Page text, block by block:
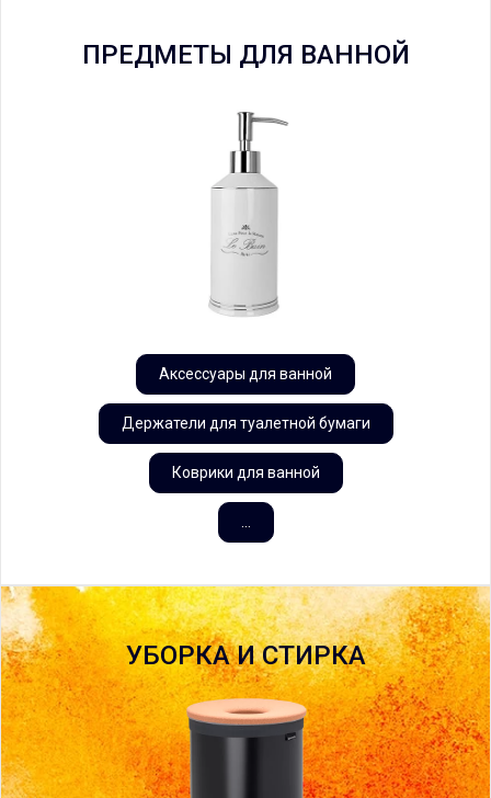
ПРЕДМЕТЫ ДЛЯ ВАННОЙ
Аксессуары для ванной
Держатели для туалетной бумаги
Коврики для ванной
УБОРКА И СТИРКА